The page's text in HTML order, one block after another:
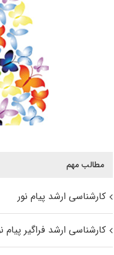
مطالب مهم
کارشناسی ارشد پیام نور
کارشناسی ارشد فراگیر پیام